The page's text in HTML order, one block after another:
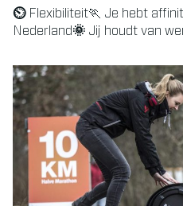
⏲ Flexibiliteit🏃 Je hebt
Nederland🌞 Jij houdt van